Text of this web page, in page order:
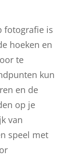
fotografie is
hoeken en
te
kun
en de
op je
van
speel met